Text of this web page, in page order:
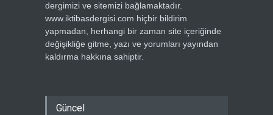
dergimizi ve sitemizi bağlamaktadır.
www.iktibasdergisi.com hiçbir bildirim
yapmadan, herhangi bir zaman site içeriğinde
değişikliğe gitme, yazı ve yorumları yayından
kaldırma hakkına sahiptir.
Güncel